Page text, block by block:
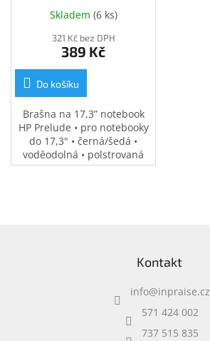
(34Y64AA)
Skladem (6 ks)
321 Kč bez DPH
389 Kč
Do košíku
Brašna na 17,3” notebook
HP Prelude • pro notebooky
do 17,3" • černá/šedá •
voděodolná • polstrovaná
přihrádka na notebook •
Kontakt
info@inpraise.cz
571 424 002
737 515 835